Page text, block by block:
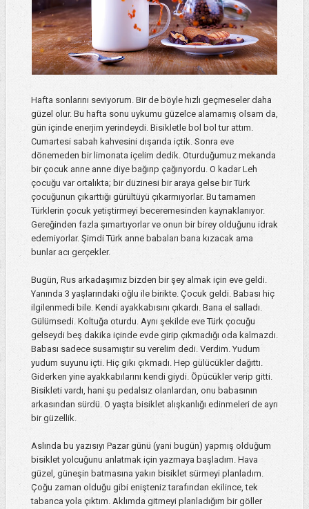
Hafta sonlarını seviyorum. Bir de böyle hızlı geçmeseler daha
güzel olur. Bu hafta sonu uykumu güzelce alamamış olsam da,
gün içinde enerjim yerindeydi. Bisikletle bol bol tur attım.
Cumartesi sabah kahvesini dışarıda içtik. Sonra eve
dönemeden bir limonata içelim dedik. Oturduğumuz mekanda
bir çocuk anne anne diye bağırıp çağırıyordu. O kadar Leh
çocuğu var ortalıkta; bir düzinesi bir araya gelse bir Türk
çocuğunun çıkarttığı gürültüyü çıkarmıyorlar. Bu tamamen
Türklerin çocuk yetiştirmeyi beceremesinden kaynaklanıyor.
Gereğinden fazla şımartıyorlar ve onun bir birey olduğunu idrak
edemiyorlar. Şimdi Türk anne babaları bana kızacak ama
bunlar acı gerçekler.
Bugün, Rus arkadaşımız bizden bir şey almak için eve geldi.
Yanında 3 yaşlarındaki oğlu ile birikte. Çocuk geldi. Babası hiç
ilgilenmedi bile. Kendi ayakkabısını çıkardı. Bana el salladı.
Gülümsedi. Koltuğa oturdu. Aynı şekilde eve Türk çocuğu
gelseydi beş dakika içinde evde girip çıkmadığı oda kalmazdı.
Babası sadece susamıştır su verelim dedi. Verdim. Yudum
yudum suyunu içti. Hiç gıkı çıkmadı. Hep gülücükler dağıttı.
Giderken yine ayakkabılarını kendi giydi. Öpücükler verip gitti.
Bisikleti vardı, hani şu pedalsız olanlardan, onu babasının
arkasından sürdü. O yaşta bisiklet alışkanlığı edinmeleri de ayrı
bir güzellik.
Aslında bu yazısıyı Pazar günü (yani bugün) yapmış olduğum
bisiklet yolcuğunu anlatmak için yazmaya başladım. Hava
güzel, güneşin batmasına yakın bisiklet sürmeyi planladım.
Çoğu zaman olduğu gibi enişteniz tarafından ekilince, tek
tabanca yola çıktım. Aklımda gitmeyi planladığım bir göller